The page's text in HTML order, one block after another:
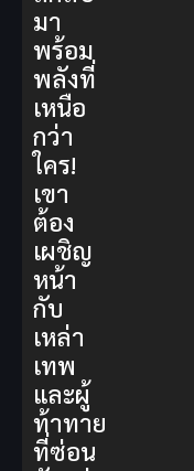
มา
พร้อม
พลังที่
เหนือ
กว่า
ใคร!
เขา
ต้อง
เผชิญ
หน้า
กับ
เหล่า
เทพ
และผู้
ท้าทาย
ที่ซ่อน